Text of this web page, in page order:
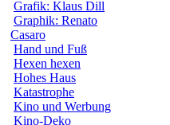
Grafik: Klaus Dill
Graphik: Renato
Casaro
Hand und Fuß
Hexen hexen
Hohes Haus
Katastrophe
Kino und Werbung
Kino-Deko